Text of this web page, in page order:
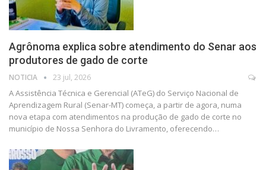
Agrônoma explica sobre atendimento do Senar aos
produtores de gado de corte
NOTICIA 23 jul, 2026
A Assistência Técnica e Gerencial (ATeG) do Serviço Nacional de
Aprendizagem Rural (Senar-MT) começa, a partir de agora, numa
nova etapa com atendimentos na produção de gado de corte no
município de Nossa Senhora do Livramento, oferecendo…